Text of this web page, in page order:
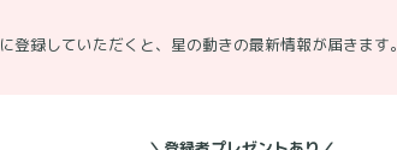
に登録していただくと、星の動きの最新情報が届きます。